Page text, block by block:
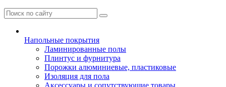
Напольные покрытия
Ламинированные полы
Плинтус и фурнитура
Порожки алюминиевые, пластиковые
Изоляция для пола
Аксессуары и сопутствующие товары